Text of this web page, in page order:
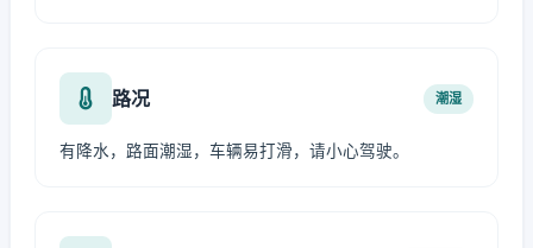
路况 潮湿
有降水，路面潮湿，车辆易打滑，请小心驾驶。